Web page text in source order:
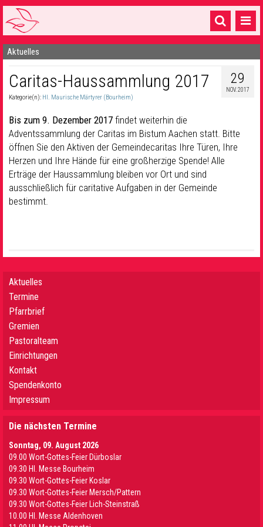
Startseite
1 Pfarrei
16 Gemeinden & mehr
Gottesdienste & Sinnsuche
Sakramente & Feste
Gemeinschaft & Soziales
Musik& Kultur
Aktuelles
29
NOV. 2017
Caritas-Haussammlung 2017
Kategorie(n): Hl. Maurische Märtyrer (Bourheim)
Bis zum 9. Dezember 2017 findet weiterhin die
Adventssammlung der Caritas im Bistum Aachen statt. Bitte
öffnen Sie den Aktiven der Gemeindecaritas Ihre Türen, Ihre
Herzen und Ihre Hände für eine großherzige Spende! Alle
Erträge der Haussammlung bleiben vor Ort und sind
ausschließlich für caritative Aufgaben in der Gemeinde
bestimmt.
Aktuelles
Termine
Pfarrbrief
Gremien
Pastoralteam
Einrichtungen
Kontakt
Spendenkonto
Impressum
Die nächsten Termine
Sonntag, 09. August 2026
09.00 Wort-Gottes-Feier Dürboslar
09.30 HI. Messe Bourheim
09.30 Wort-Gottes-Feier Koslar
09.30 Wort-Gottes-Feier Mersch/Pattern
09.30 Wort-Gottes-Feier Lich-Steinstraß
10.00 Hl. Messe Aldenhoven